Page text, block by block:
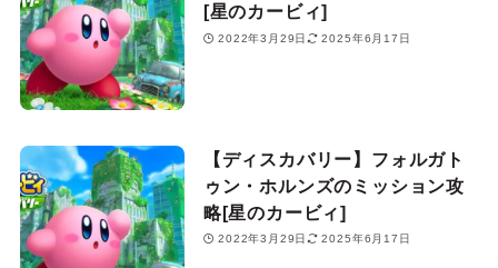
[星のカービィ]
2022年3月29日 2025年6月17日
【ディスカバリー】フォルガト
ゥン・ホルンズのミッション攻
略[星のカービィ]
2022年3月29日 2025年6月17日